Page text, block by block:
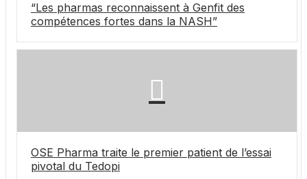
“Les pharmas reconnaissent à Genfit des
compétences fortes dans la NASH”
OSE Pharma traite le premier patient de l’essai
pivotal du Tedopi